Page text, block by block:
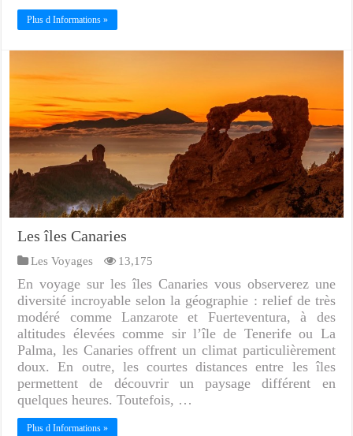
Plus d Informations »
Les îles Canaries
Les Voyages 13,175
En voyage sur les îles Canaries vous observerez une
diversité incroyable selon la géographie : relief de très
modéré comme Lanzarote et Fuerteventura, à des
altitudes élevées comme sir l’île de Tenerife ou La
Palma, les Canaries offrent un climat particulièrement
doux. En outre, les courtes distances entre les îles
permettent de découvrir un paysage différent en
quelques heures. Toutefois, …
Plus d Informations »